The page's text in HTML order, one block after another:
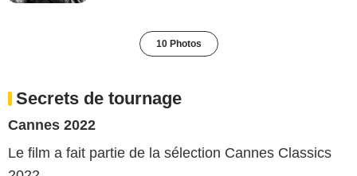
10 Photos
Secrets de tournage
Cannes 2022
Le film a fait partie de la sélection Cannes Classics